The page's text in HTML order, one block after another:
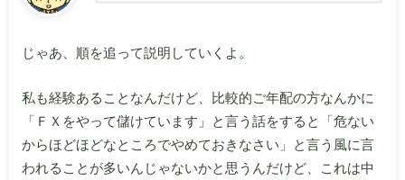
じゃあ、順を追って説明していくよ。
私も経験あることなんだけど、比較的ご年配の方なんかに
「ＦＸをやって儲けています」と言う話をすると「危ない
からほどほどなところでやめておきなさい」と言う風に言
われることが多いんじゃないかと思うんだけど、これは中